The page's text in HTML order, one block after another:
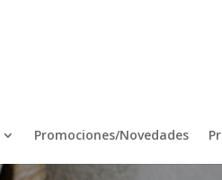
Promociones/Novedades